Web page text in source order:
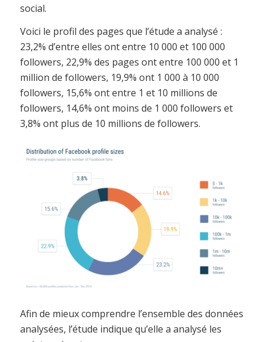
social.
Voici le profil des pages que l’étude a analysé :
23,2% d’entre elles ont entre 10 000 et 100 000
followers, 22,9% des pages ont entre 100 000 et 1
million de followers, 19,9% ont 1 000 à 10 000
followers, 15,6% ont entre 1 et 10 millions de
followers, 14,6% ont moins de 1 000 followers et
3,8% ont plus de 10 millions de followers.
Afin de mieux comprendre l’ensemble des données
analysées, l’étude indique qu’elle a analysé les